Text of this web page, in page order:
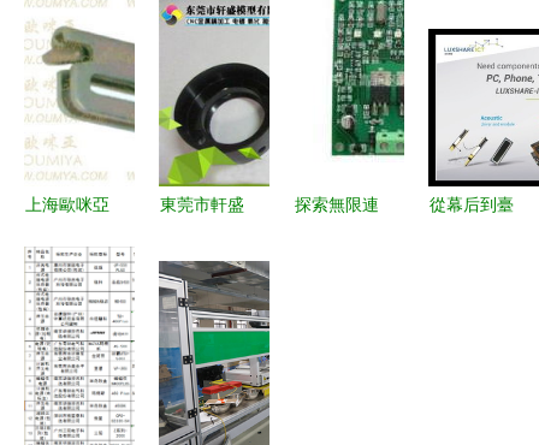
電子配件市
場的全新標
桿
家電附件產
電子用塑膠
制品產品系
列
產品及電子
產品配件詳
上海歐咪亞
電子五金件
與電子產品
配件精選
東莞市軒盛
鋼CNC打印
賦能電子產
品及配件精
密制造
探索無限連
從幕后到臺